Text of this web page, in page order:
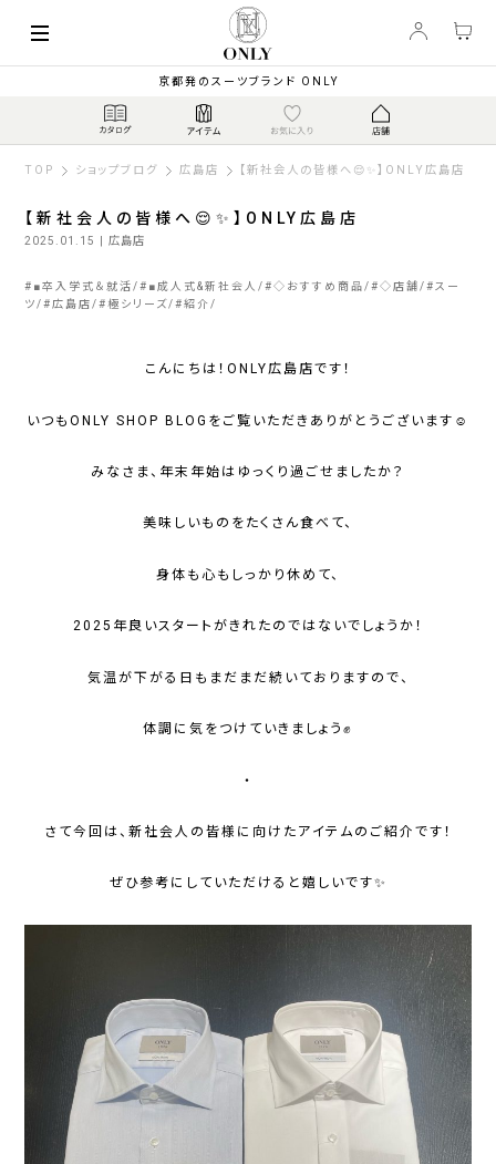
京都発のスーツブランド ONLY
TOP ショップブログ 広島店 【新社会人の皆様へ😌✨】ONLY広島店
【新社会人の皆様へ😌✨】ONLY広島店
2025.01.15 | 広島店
# ■卒入学式＆就活 # ■成人式&新社会人 #◇おすすめ商品 #◇店舗 # スー
ツ #広島店 #極シリーズ #紹介
こんにちは！ONLY広島店です！
いつもONLY SHOP BLOGをご覧いただきありがとうございます☺️
みなさま、年末年始はゆっくり過ごせましたか？
美味しいものをたくさん食べて、
身体も心もしっかり休めて、
2025年良いスタートがきれたのではないでしょうか！
気温が下がる日もまだまだ続いておりますので、
体調に気をつけていきましょう✊
・
さて今回は、新社会人の皆様に向けたアイテムのご紹介です！
ぜひ参考にしていただけると嬉しいです✨